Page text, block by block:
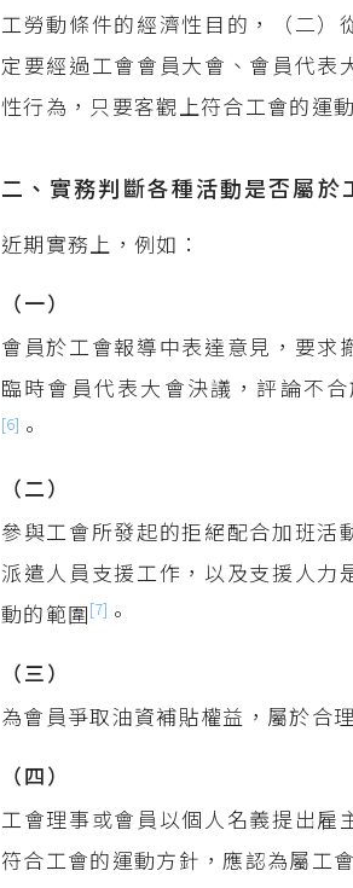
工勞動條件的經濟性目的，（二
定要經過工會會員大會、會員代
性行為，只要客觀上符合工會的運
二、實務判斷各種活動是否屬於
近期實務上，例如：
（一）
會員於工會報導中表達意見，要求
臨時會員代表大會決議，評論不
[6] 。
（二）
參與工會所發起的拒絕配合加班
派遣人員支援工作，以及支援人力
動的範圍[7] 。
（三）
為會員爭取油資補貼權益，屬於合
（四）
工會理事或會員以個人名義提出雇
符合工會的運動方針，應認為屬工